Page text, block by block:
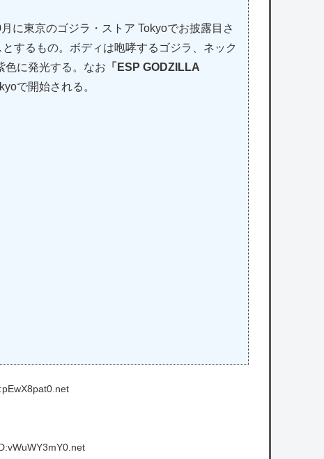
に東京のゴジラ・ストア Tokyoでお披露目さ
とするもの。ボディは咆哮するゴジラ、ネック
色に発光する。なお 「ESP GODZILLA
で開始される。